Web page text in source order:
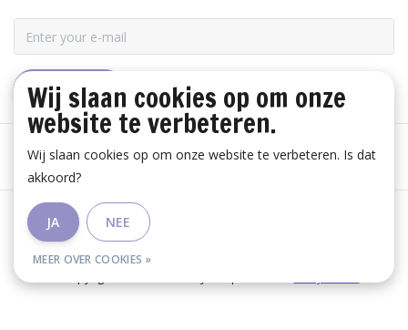
ABONNEER
Algemene voorwaarden
Wij slaan cookies op om onze
website te verbeteren.
Wij slaan cookies op om onze website te verbeteren. Is dat
akkoord?
JA NEE
MEER OVER COOKIES »